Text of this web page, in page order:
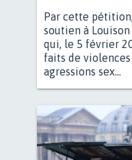
Par cette
soutien à
qui, le 5 février
faits de
agressions sex...